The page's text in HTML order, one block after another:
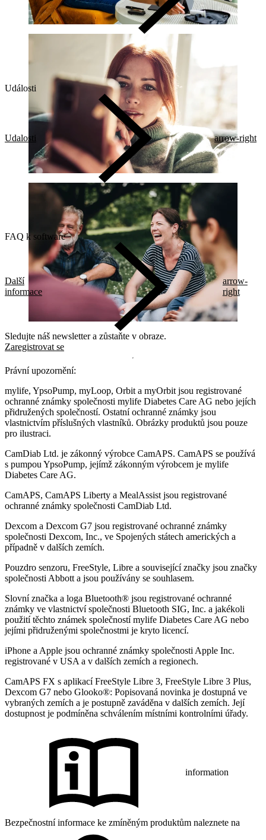
Události
Udalosti arrow-right
FAQ k software
Další
informace
arrow-
right
Sledujte náš newsletter a zůstaňte v obraze.
Zaregistrovat se
Právní upozornění:
mylife, YpsoPump, myLoop, Orbit a myOrbit jsou registrované
ochranné známky společnosti mylife Diabetes Care AG nebo jejích
přidružených společností. Ostatní ochranné známky jsou
vlastnictvím příslušných vlastníků. Obrázky produktů jsou pouze
pro ilustraci.
CamDiab Ltd. je zákonný výrobce CamAPS. CamAPS se používá
s pumpou YpsoPump, jejímž zákonným výrobcem je mylife
Diabetes Care AG.
CamAPS, CamAPS Liberty a MealAssist jsou registrované
ochranné známky společnosti CamDiab Ltd.
Dexcom a Dexcom G7 jsou registrované ochranné známky
společnosti Dexcom, Inc., ve Spojených státech amerických a
případně v dalších zemích.
Pouzdro senzoru, FreeStyle, Libre a související značky jsou značky
společnosti Abbott a jsou používány se souhlasem.
Slovní značka a loga Bluetooth® jsou registrované ochranné
známky ve vlastnictví společnosti Bluetooth SIG, Inc. a jakékoli
použití těchto známek společností mylife Diabetes Care AG nebo
jejími přidruženými společnostmi je kryto licencí.
iPhone a Apple jsou ochranné známky společnosti Apple Inc.
registrované v USA a v dalších zemích a regionech.
CamAPS FX s aplikací FreeStyle Libre 3, FreeStyle Libre 3 Plus,
Dexcom G7 nebo Glooko®: Popisovaná novinka je dostupná ve
vybraných zemích a je postupně zaváděna v dalších zemích. Její
dostupnost je podmíněna schválením místními kontrolními úřady.
information
Bezpečnostní informace ke zmíněným produktům naleznete na